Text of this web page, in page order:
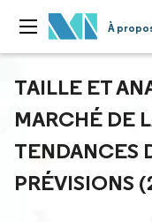
À
TAILLE ET
MARCHÉ DE
TENDANCES
PRÉVISIONS